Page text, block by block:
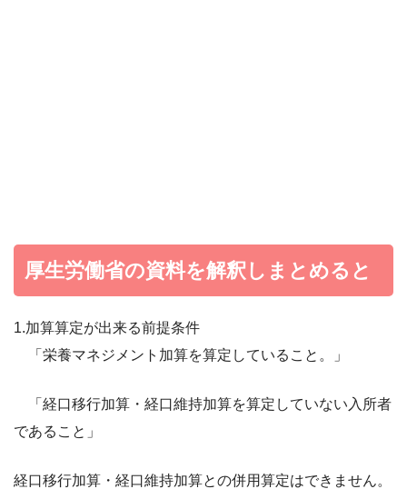
厚生労働省の資料を解釈しまとめると
1.加算算定が出来る前提条件
「栄養マネジメント加算を算定していること。」
「経口移行加算・経口維持加算を算定していない入所者
であること」
経口移行加算・経口維持加算との併用算定はできません。